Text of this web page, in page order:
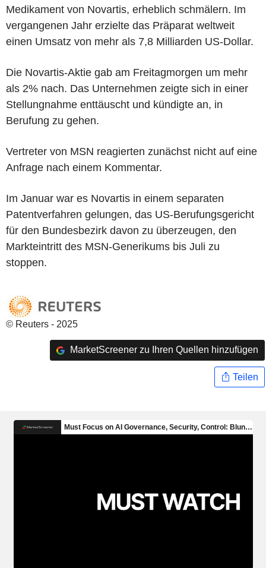
Medikament von Novartis, erheblich schmälern. Im
vergangenen Jahr erzielte das Präparat weltweit
einen Umsatz von mehr als 7,8 Milliarden US-Dollar.
Die Novartis-Aktie gab am Freitagmorgen um mehr
als 2% nach. Das Unternehmen zeigte sich in einer
Stellungnahme enttäuscht und kündigte an, in
Berufung zu gehen.
Vertreter von MSN reagierten zunächst nicht auf eine
Anfrage nach einem Kommentar.
Im Januar war es Novartis in einem separaten
Patentverfahren gelungen, das US-Berufungsgericht
für den Bundesbezirk davon zu überzeugen, den
Markteintritt des MSN-Generikums bis Juli zu
stoppen.
© Reuters - 2025
MarketScreener zu Ihren Quellen hinzufügen
Teilen